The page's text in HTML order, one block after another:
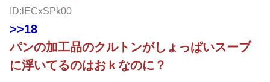
ID:lECxSPk00
>>18
パンの加工品のクルトンがしょっぱいスープ
に浮いてるのはおｋなのに？